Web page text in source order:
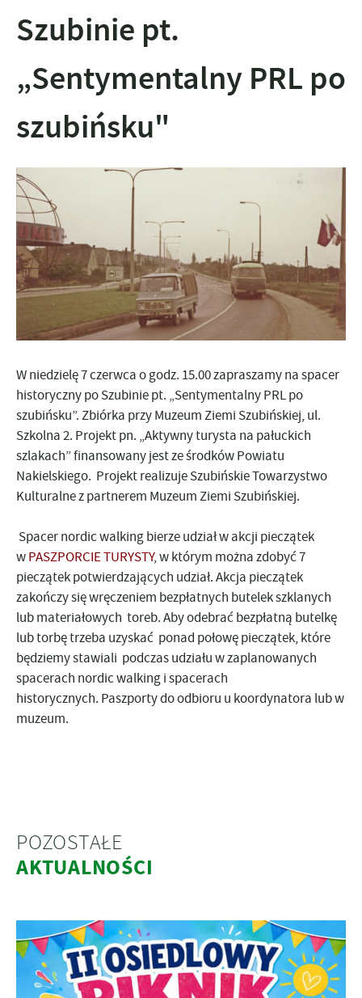
Szubinie pt.
„Sentymentalny PRL po
szubińsku"
W niedzielę 7 czerwca o godz. 15.00zapraszamy na spacer
historyczny po Szubinie pt. „Sentymentalny PRL po
szubińsku”. Zbiórka przy Muzeum Ziemi Szubińskiej, ul.
Szkolna 2. Projekt pn. „Aktywny turysta na pałuckich
szlakach” finansowany jest ze środków Powiatu
Nakielskiego. Projekt realizuje Szubińskie Towarzystwo
Kulturalne z partnerem Muzeum Ziemi Szubińskiej.
Spacer nordic walking bierze udział w akcji pieczątek
wPASZPORCIE TURYSTY, w którym można zdobyć 7
pieczątek potwierdzających udział. Akcja pieczątek
zakończy się wręczeniem bezpłatnych butelek szklanych
lub materiałowych toreb. Aby odebrać bezpłatną butelkę
lub torbę trzeba uzyskać ponad połowę pieczątek, które
będziemy stawiali podczas udziału w zaplanowanych
spacerach nordic walking i spacerach
historycznych. Paszporty do odbioru u koordynatora lub w
muzeum.
POZOSTAŁE
AKTUALNOŚCI